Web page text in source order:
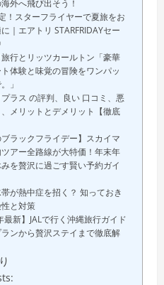
外へ飛び出そう！
！スターフライヤーで夏旅をお
｜エアトリ STARFRIDAYセー
行とリッツカールトン「豪華
体験と味覚の冒険をワンパッ
」
ラス の評判、良い 口コミ、悪
メリットとデメリット【徹底
ブラックフライデー】スカイマ
アー全路線が大特価！年末年
を贅沢に過ごす賢い予約ガイ
が熱中症を招く？ 知っておき
と対策
最新】JALで行く沖縄旅行ガイド
ランから贅沢ステイまで徹底解